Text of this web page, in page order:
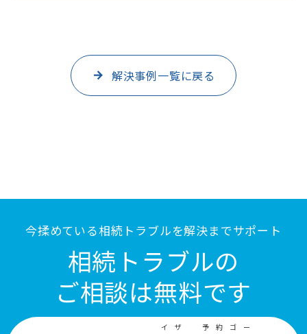
解決事例一覧に戻る
今揉めている相続トラブルを解決までサポート
相続トラブルの
ご相談は無料です
イザ 予約ゴー